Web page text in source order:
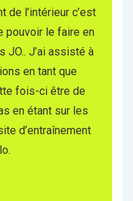
de l’intérieur c’est
pouvoir le faire en
JO.. J’ai assisté à
en tant que
fois-ci être de
en étant sur les
d’entraînement